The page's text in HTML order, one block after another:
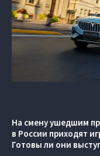
На смену ушедшим
в России приходят
Готовы ли они